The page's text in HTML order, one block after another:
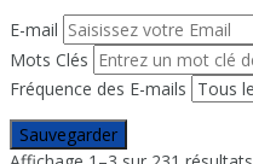
E-mail
Mots Clés
Fréquence des E-mails
Sauvegarder